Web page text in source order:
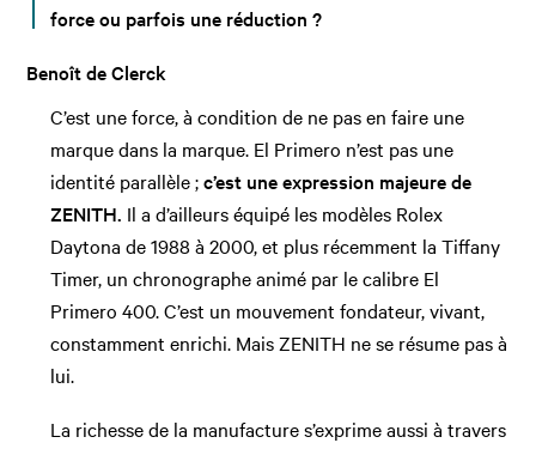
force ou parfois une réduction ?
Benoît de Clerck
C’est une force, à condition de ne pas en faire une
marque dans la marque. El Primero n’est pas une
identité parallèle ;c’est une expression majeure de
ZENITH. Il a d’ailleurs équipé les modèles Rolex
Daytona de 1988 à 2000, et plus récemment la Tiffany
Timer, un chronographe animé par le calibre El
Primero 400. C’est un mouvement fondateur, vivant,
constamment enrichi. Mais ZENITH ne se résume pas à
lui.
La richesse de la manufacture s’exprime aussi à travers